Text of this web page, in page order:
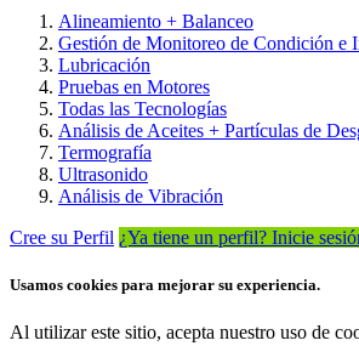
Alineamiento + Balanceo
Gestión de Monitoreo de Condición e
Lubricación
Pruebas en Motores
Todas las Tecnologías
Análisis de Aceites + Partículas de
Termografía
Ultrasonido
Análisis de Vibración
Cree su Perfil ¿Ya tiene un perfil? Inicie
Usamos cookies para mejorar su experiencia.
Al utilizar este sitio, acepta nuestro uso de